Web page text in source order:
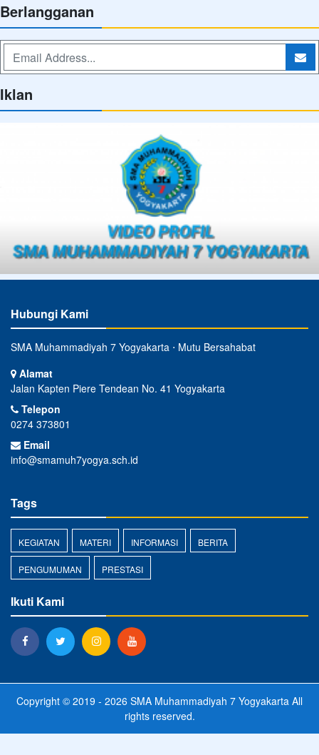
Berlangganan
Iklan
Hubungi Kami
SMA Muhammadiyah 7 Yogyakarta ⋅ Mutu Bersahabat
Alamat
Jalan Kapten Piere Tendean No. 41 Yogyakarta
Telepon
0274 373801
Email
info@smamuh7yogya.sch.id
Tags
KEGIATAN MATERI INFORMASI BERITA
PENGUMUMAN PRESTASI
Ikuti Kami
Copyright © 2019 - 2026 SMA Muhammadiyah 7 Yogyakarta All
rights reserved.